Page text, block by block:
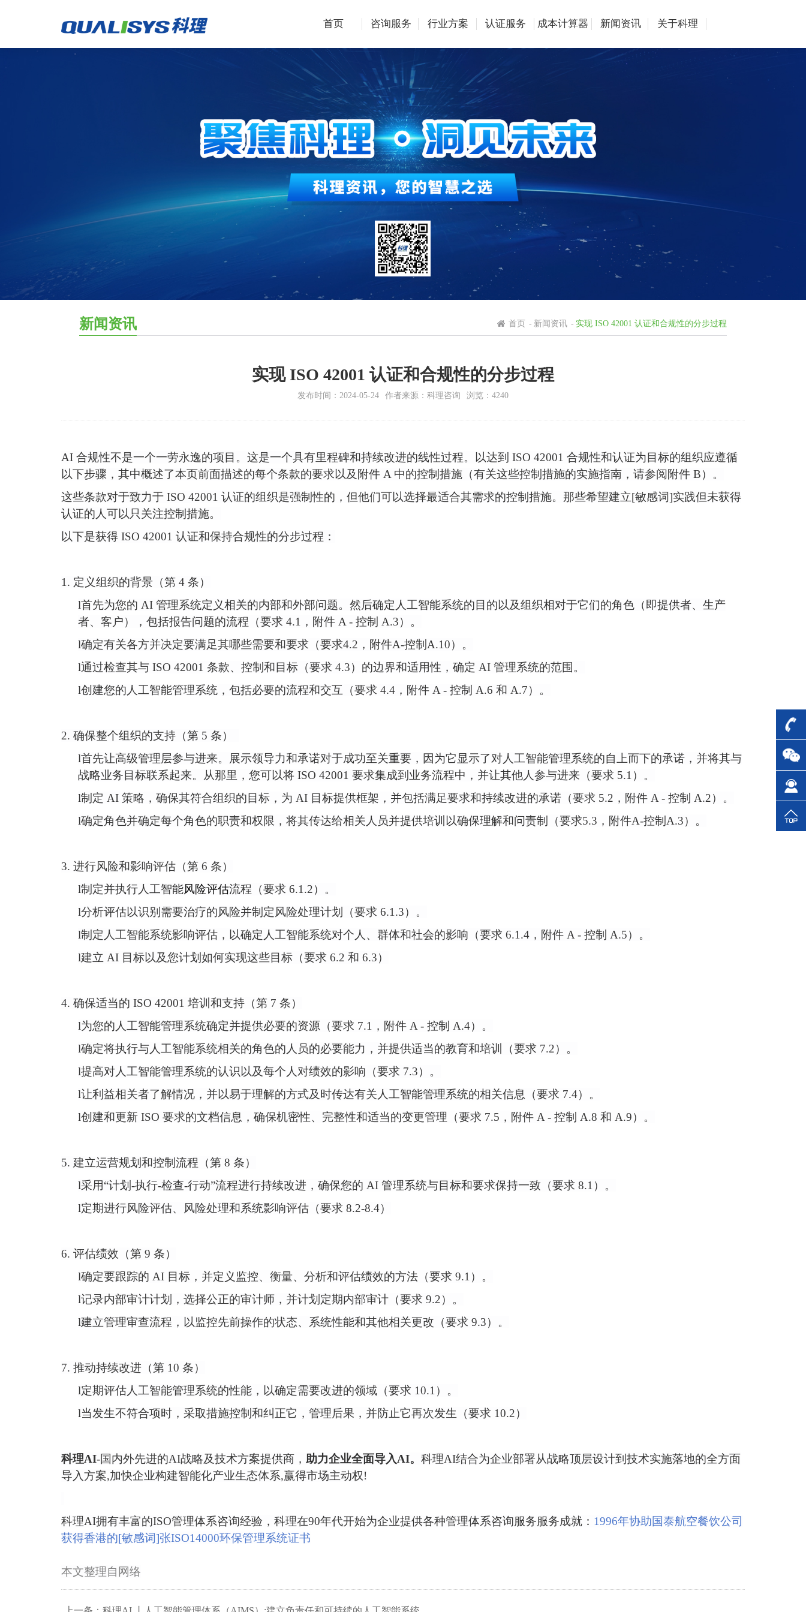
首页 咨询服务 行业方案 认证服务 成本计算器 新闻资讯 关于科理
新闻资讯 首页 - 新闻资讯 - 实现 ISO 42001 认证和合规性的分步过程
实现 ISO 42001 认证和合规性的分步过程
发布时间：2024-05-24 作者来源：科理咨询 浏览：4240
AI 合规性不是一个一劳永逸的项目。这是一个具有里程碑和持续改进的线性过程。以达到 ISO 42001 合规性和认证为目标的组织应遵循
以下步骤，其中概述了本页前面描述的每个条款的要求以及附件 A 中的控制措施（有关这些控制措施的实施指南，请参阅附件 B）。
这些条款对于致力于 ISO 42001 认证的组织是强制性的，但他们可以选择最适合其需求的控制措施。那些希望建立[敏感词]实践但未获得
认证的人可以只关注控制措施。
以下是获得 ISO 42001 认证和保持合规性的分步过程：
1. 定义组织的背景（第 4 条）
l首先为您的 AI 管理系统定义相关的内部和外部问题。然后确定人工智能系统的目的以及组织相对于它们的角色（即提供者、生产
者、客户），包括报告问题的流程（要求 4.1，附件 A - 控制 A.3）。
l确定有关各方并决定要满足其哪些需要和要求（要求4.2，附件A-控制A.10）。
l通过检查其与 ISO 42001 条款、控制和目标（要求 4.3）的边界和适用性，确定 AI 管理系统的范围。
l创建您的人工智能管理系统，包括必要的流程和交互（要求 4.4，附件 A - 控制 A.6 和 A.7）。
2. 确保整个组织的支持（第 5 条）
l首先让高级管理层参与进来。展示领导力和承诺对于成功至关重要，因为它显示了对人工智能管理系统的自上而下的承诺，并将其与
战略业务目标联系起来。从那里，您可以将 ISO 42001 要求集成到业务流程中，并让其他人参与进来（要求 5.1）。
l制定 AI 策略，确保其符合组织的目标，为 AI 目标提供框架，并包括满足要求和持续改进的承诺（要求 5.2，附件 A - 控制 A.2）。
l确定角色并确定每个角色的职责和权限，将其传达给相关人员并提供培训以确保理解和问责制（要求5.3，附件A-控制A.3）。
3. 进行风险和影响评估（第 6 条）
l制定并执行人工智能风险评估流程（要求 6.1.2）。
l分析评估以识别需要治疗的风险并制定风险处理计划（要求 6.1.3）。
l制定人工智能系统影响评估，以确定人工智能系统对个人、群体和社会的影响（要求 6.1.4，附件 A - 控制 A.5）。
l建立 AI 目标以及您计划如何实现这些目标（要求 6.2 和 6.3）
4. 确保适当的 ISO 42001 培训和支持（第 7 条）
l为您的人工智能管理系统确定并提供必要的资源（要求 7.1，附件 A - 控制 A.4）。
l确定将执行与人工智能系统相关的角色的人员的必要能力，并提供适当的教育和培训（要求 7.2）。
l提高对人工智能管理系统的认识以及每个人对绩效的影响（要求 7.3）。
l让利益相关者了解情况，并以易于理解的方式及时传达有关人工智能管理系统的相关信息（要求 7.4）。
l创建和更新 ISO 要求的文档信息，确保机密性、完整性和适当的变更管理（要求 7.5，附件 A - 控制 A.8 和 A.9）。
5. 建立运营规划和控制流程（第 8 条）
l采用“计划-执行-检查-行动”流程进行持续改进，确保您的 AI 管理系统与目标和要求保持一致（要求 8.1）。
l定期进行风险评估、风险处理和系统影响评估（要求 8.2-8.4）
6. 评估绩效（第 9 条）
l确定要跟踪的 AI 目标，并定义监控、衡量、分析和评估绩效的方法（要求 9.1）。
l记录内部审计计划，选择公正的审计师，并计划定期内部审计（要求 9.2）。
l建立管理审查流程，以监控先前操作的状态、系统性能和其他相关更改（要求 9.3）。
7. 推动持续改进（第 10 条）
l定期评估人工智能管理系统的性能，以确定需要改进的领域（要求 10.1）。
l当发生不符合项时，采取措施控制和纠正它，管理后果，并防止它再次发生（要求 10.2）
科理AI-国内外先进的AI战略及技术方案提供商， 助力企业全面导入AI。 科理AI结合为企业部署从战略顶层设计到技术实施落地的全方面
导入方案,加快企业构建智能化产业生态体系,赢得市场主动权!
科理AI拥有丰富的ISO管理体系咨询经验，科理在90年代开始为企业提供各种管理体系咨询服务服务成就： 1996年协助国泰航空餐饮公司
获得香港的[敏感词]张ISO14000环保管理系统证书
本文整理自网络